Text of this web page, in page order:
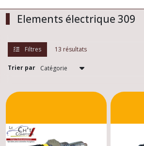
Elements électrique 309
Filtres 13 résultats
Trier par
309
Sondes
,
capteurs
,
(2)
Pièces
allumage
309